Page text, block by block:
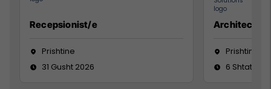
Recepsionist/e
Prishtine
31 Gusht 2026
Architect
Prishtinë
6 Shtator